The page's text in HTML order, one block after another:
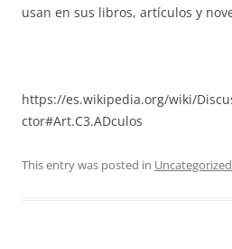
usan en sus libros, artículos y
https://es.wikipedia.org/wiki/
ctor#Art.C3.ADculos
This entry was posted in Uncategorized